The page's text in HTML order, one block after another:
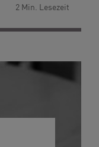
2 Min. Lesezeit